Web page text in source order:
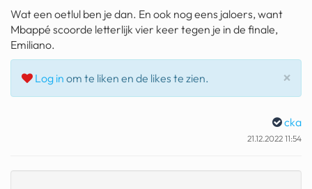
ass
chinese automerken
boring phone
Wat een oetlul ben je dan. En ook nog eens jaloers, want
Mbappé scoorde letterlijk vier keer tegen je in de finale,
Emiliano.
×
Log in om te liken en de likes te zien.
cka
21.12.2022 11:54